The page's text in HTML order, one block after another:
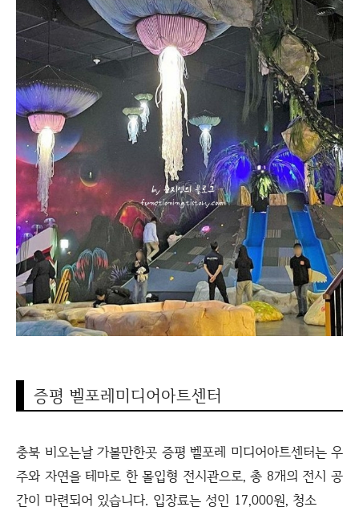
증평 벨포레미디어아트센터
충북 비오는날 가볼만한곳 증평 벨포레 미디어아트센터는 우
주와 자연을 테마로 한 몰입형 전시관으로, 총 8개의 전시 공
간이 마련되어 있습니다. 입장료는 성인 17,000원, 청소